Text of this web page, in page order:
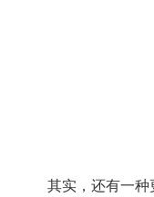
其实，还有一